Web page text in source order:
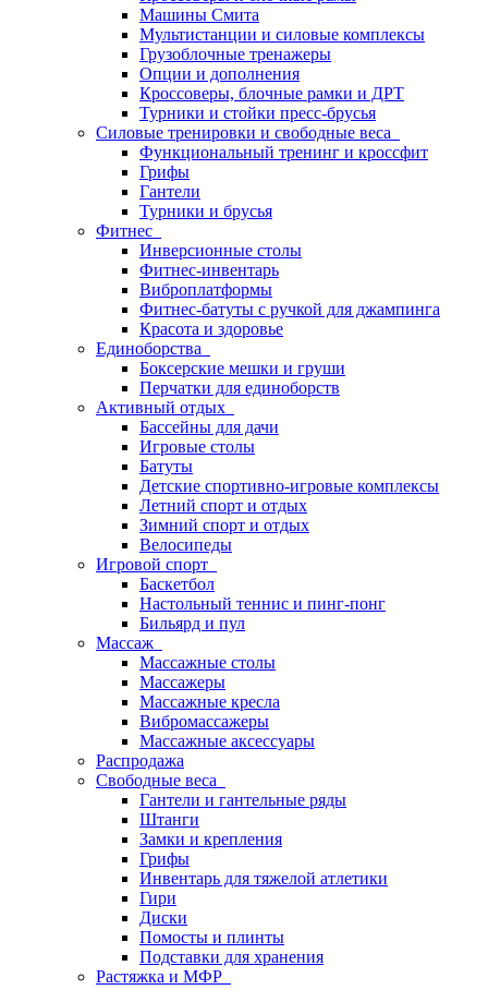
Машины Смита
Мультистанции и силовые комплексы
Грузоблочные тренажеры
Опции и дополнения
Кроссоверы, блочные рамки и ДРТ
Турники и стойки пресс-брусья
Силовые тренировки и свободные веса
Функциональный тренинг и кроссфит
Грифы
Гантели
Турники и брусья
Фитнес
Инверсионные столы
Фитнес-инвентарь
Виброплатформы
Фитнес-батуты с ручкой для джампинга
Красота и здоровье
Единоборства
Боксерские мешки и груши
Перчатки для единоборств
Активный отдых
Бассейны для дачи
Игровые столы
Батуты
Детские спортивно-игровые комплексы
Летний спорт и отдых
Зимний спорт и отдых
Велосипеды
Игровой спорт
Баскетбол
Настольный теннис и пинг-понг
Бильярд и пул
Массаж
Массажные столы
Массажеры
Массажные кресла
Вибромассажеры
Массажные аксессуары
Распродажа
Свободные веса
Гантели и гантельные ряды
Штанги
Замки и крепления
Грифы
Инвентарь для тяжелой атлетики
Гири
Диски
Помосты и плинты
Подставки для хранения
Растяжка и МФР